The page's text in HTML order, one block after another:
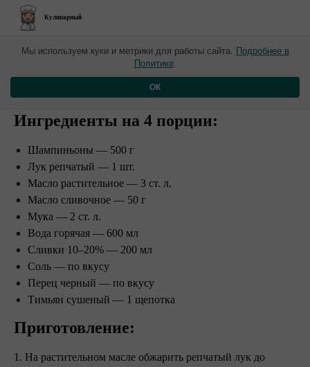
Кулинарный
Сливочный суп-пюре с
шампиньонами
Ингредиенты на 4 порции:⠀
Шампиньоны — 500 г
Лук репчатый — 1 шт.
Масло растительное — 3 ст. л.
Масло сливочное — 50 г
Мука — 2 ст. л.
Вода горячая — 600 мл
Сливки 10–20% — 200 мл
Соль — по вкусу
Перец черный — по вкусу
Тимьян сушеный — 1 щепотка
Приготовление: ⠀
1. На растительном масле обжарить репчатый лук до
Мы используем куки и метрики для работы сайта. Подробнее в
Политике.
ОК